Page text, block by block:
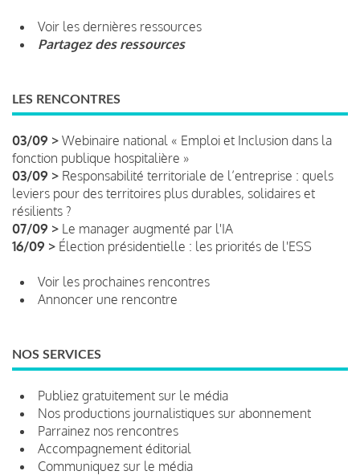
Voir les dernières ressources
Partagez des ressources
LES RENCONTRES
03/09 > Webinaire national « Emploi et Inclusion dans la
fonction publique hospitalière »
03/09 > Responsabilité territoriale de l’entreprise : quels
leviers pour des territoires plus durables, solidaires et
résilients ?
07/09 > Le manager augmenté par l'IA
16/09 > Élection présidentielle : les priorités de l'ESS
Voir les prochaines rencontres
Annoncer une rencontre
NOS SERVICES
Publiez gratuitement sur le média
Nos productions journalistiques sur abonnement
Parrainez nos rencontres
Accompagnement éditorial
Communiquez sur le média